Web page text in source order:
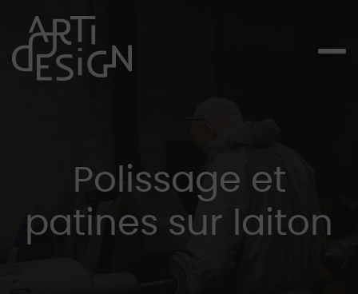
Polissage et
patines sur laiton